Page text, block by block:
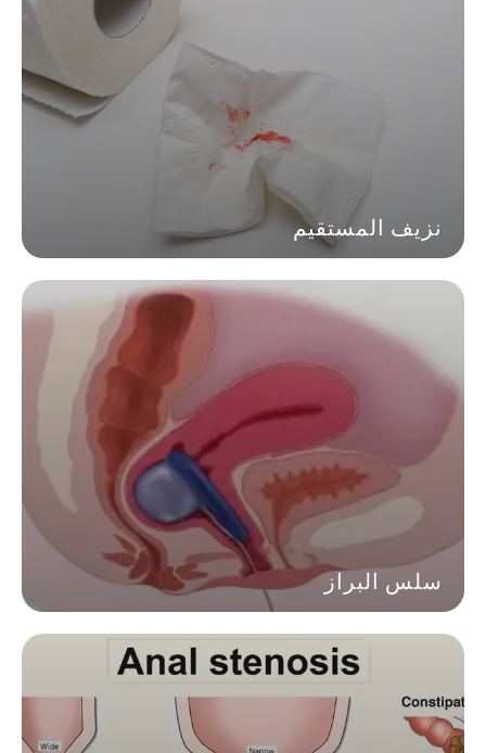
نزيف المستقيم
سلس البراز